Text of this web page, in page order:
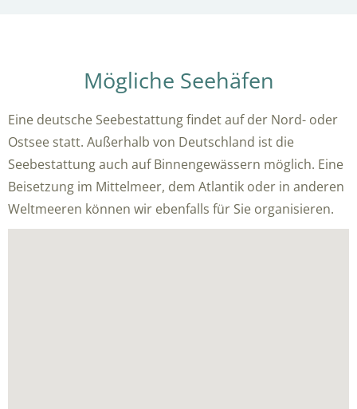
Mögliche Seehäfen
Eine deutsche Seebestattung findet auf der Nord- oder
Ostsee statt. Außerhalb von Deutschland ist die
Seebestattung auch auf Binnengewässern möglich. Eine
Beisetzung im Mittelmeer, dem Atlantik oder in anderen
Weltmeeren können wir ebenfalls für Sie organisieren.